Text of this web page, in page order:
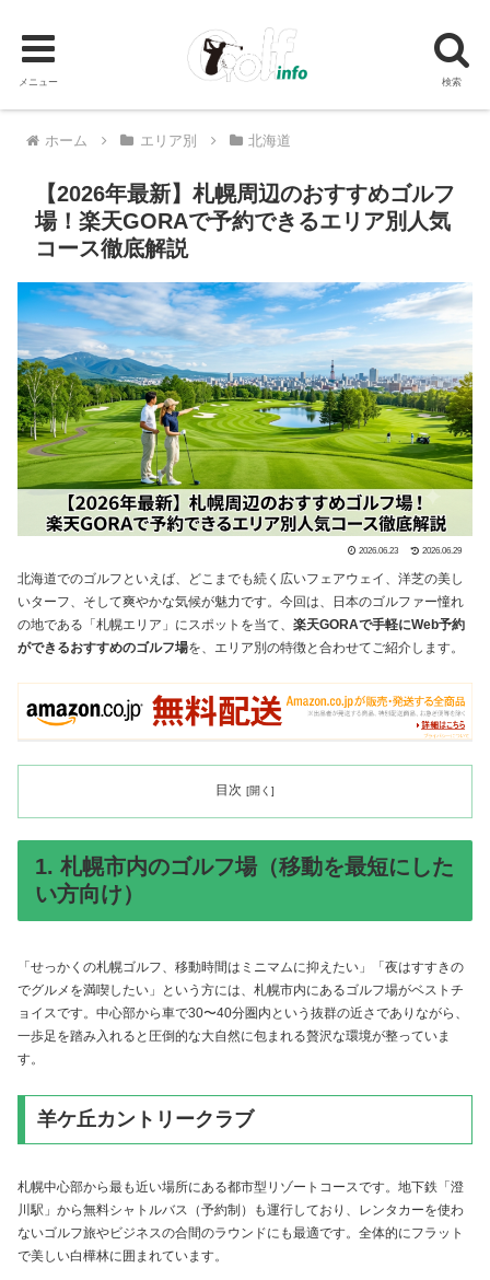
ホーム エリア別 北海道
【2026年最新】札幌周辺のおすすめゴルフ
場！楽天GORAで予約できるエリア別人気
コース徹底解説
2026.06.23 2026.06.29
北海道でのゴルフといえば、どこまでも続く広いフェアウェイ、洋芝の美し
いターフ、そして爽やかな気候が魅力です。今回は、日本のゴルファー憧れ
の地である「札幌エリア」にスポットを当て、 楽天GORAで手軽にWeb予約
ができるおすすめのゴルフ場を、エリア別の特徴と合わせてご紹介します。
目次
1. 札幌市内のゴルフ場（移動を最短にした
い方向け）
「せっかくの札幌ゴルフ、移動時間はミニマムに抑えたい」「夜はすすきの
でグルメを満喫したい」という方には、札幌市内にあるゴルフ場がベストチ
ョイスです。中心部から車で30〜40分圏内という抜群の近さでありながら、
一歩足を踏み入れると圧倒的な大自然に包まれる贅沢な環境が整っていま
す。
羊ケ丘カントリークラブ
札幌中心部から最も近い場所にある都市型リゾートコースです。地下鉄「澄
川駅」から無料シャトルバス（予約制）も運行しており、レンタカーを使わ
ないゴルフ旅やビジネスの合間のラウンドにも最適です。全体的にフラット
で美しい白樺林に囲まれています。
メニュー 検索